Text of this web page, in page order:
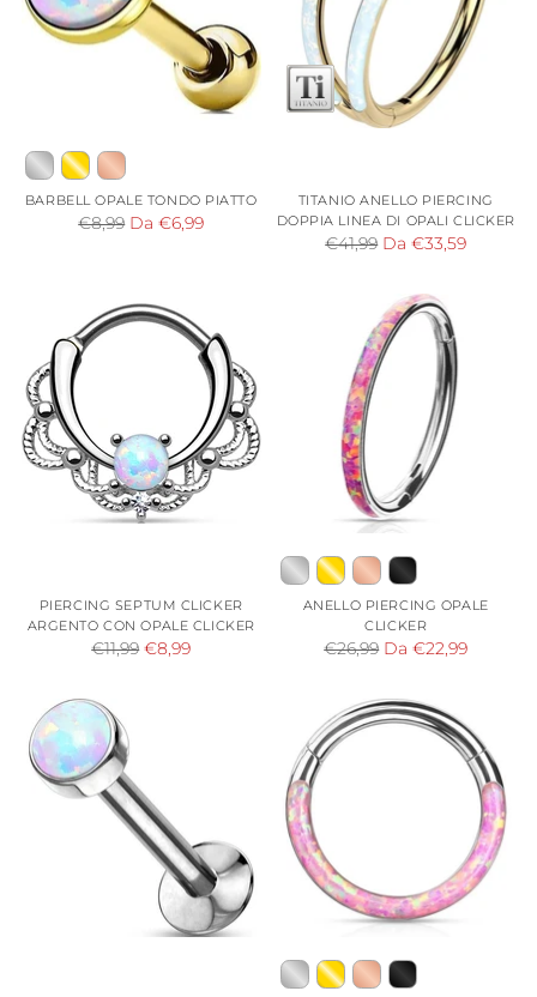
BARBELL OPALE TONDO PIATTO
Prezzo
€8,99 Da €6,99
TITANIO ANELLO PIERCING
DOPPIA LINEA DI OPALI CLICKER
Prezzo
€41,99 Da €33,59
PIERCING SEPTUM CLICKER
ARGENTO CON OPALE CLICKER
Prezzo
€11,99 €8,99
ANELLO PIERCING OPALE
CLICKER
Prezzo
€26,99 Da €22,99